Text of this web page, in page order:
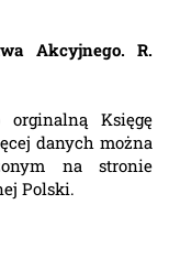
Akcyjnego. R.
Księgę
danych można
na stronie
Polski.